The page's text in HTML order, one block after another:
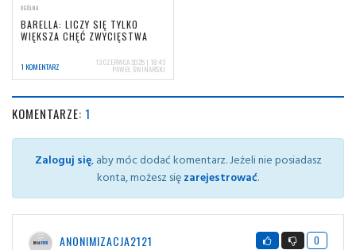
OGÓLNA
BARELLA: LICZY SIĘ TYLKO
WIĘKSZA CHĘĆ ZWYCIĘSTWA
1 KOMENTARZ 13 CZERWCA 2025 | 18:43
PAWEŁ ŚWINARSKI
KOMENTARZE: 1
Zaloguj się, aby móc dodać komentarz. Jeżeli nie posiadasz
konta, możesz sięzarejestrować.
ANONIMIZACJA2121
0